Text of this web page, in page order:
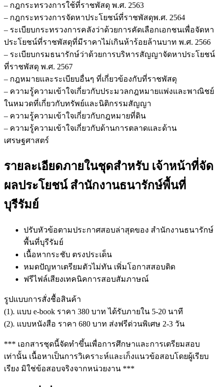
– กฎกระทรวงการใช้ที่ราชพัสดุ พ.ศ. 2563
– กฎกระทรวงการจัดหาประโยชน์ที่ราชพัสดุพ.ศ. 2564
– ระเบียบกระทรวงการคลังว่าด้วยการคัดเลือกเอกชนเพื่อจัดหา
ประโยชน์ที่ราชพัสดุที่มีราคาไม่เกินห้าร้อยล้านบาท พ.ศ. 2566
– ระเบียบกรมธนารักษ์ว่าด้วยการบริหารสัญญาจัดหาประโยชน์
ที่ราชพัสดุ พ.ศ. 2567
– กฎหมายและระเบียบอื่นๆ ที่เกี่ยวข้องกับที่ราชพัสดุ
– ความรู้ความเข้าใจเกี่ยวกับประมวลกฎหมายแพ่งและพาณิชย์
ในหมวดที่เกี่ยวกับทรัพย์และนิติกรรมสัญญา
– ความรู้ความเข้าใจเกี่ยวกับกฎหมายที่ดิน
– ความรู้ความเข้าใจเกี่ยวกับด้านการตลาดและด้าน
เศรษฐศาสตร์
รายละเอียดภายในชุดสำหรับ เจ้าหน้าที่จัด
ผลประโยชน์ สำนักงานธนารักษ์พื้นที่
บุรีรัมย์
ปรับหัวข้อตามประกาศสอบล่าสุดของ สำนักงานธนารักษ์
พื้นที่บุรีรัมย์
เนื้อหากระชับ ตรงประเด็น
หมดปัญหาเตรียมตัวไม่ทัน เพิ่มโอกาสสอบติด
ฟรีไฟล์เสียงเทคนิคการสอบสัมภาษณ์
รูปแบบการสั่งชื้อสินค้า
(1). แบบ e-book ราคา 380 บาท ได้รับภายใน 5-20 นาที
(2). แบบหนังสือ ราคา 680 บาท ส่งฟรีด่วนพิเศษ 2-3 วัน
*** เอกสารชุดนี้จัดทำขึ้นเพื่อการศึกษาและการเตรียมสอบ
เท่านั้น เนื้อหาเป็นการวิเคราะห์และเก็งแนวข้อสอบโดยผู้เรียบ
เรียง มิใช่ข้อสอบจริงจากหน่วยงาน ***